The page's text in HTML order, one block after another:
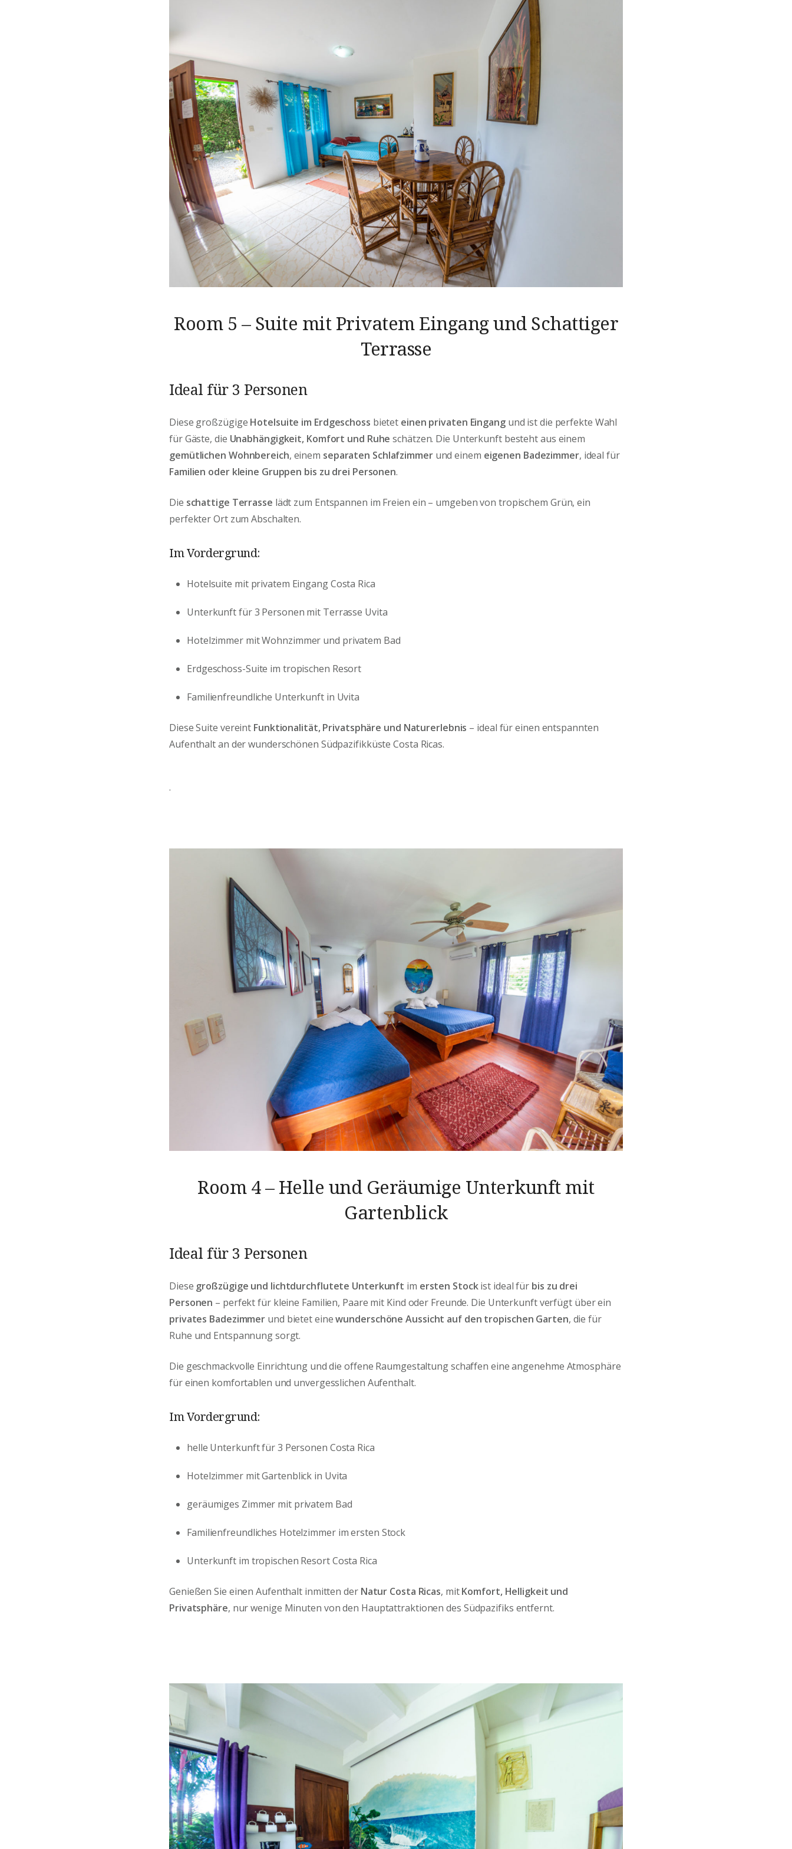
Room 5 – Suite mit Privatem Eingang und Schattiger
Terrasse
Ideal für 3 Personen
Diese großzügige Hotelsuite im Erdgeschoss bietet einen privaten Eingangund ist die perfekte Wahl
für Gäste, die Unabhängigkeit, Komfort und Ruhe schätzen. Die Unterkunft besteht aus einem
gemütlichen Wohnbereich, einem separaten Schlafzimmerund einem eigenen Badezimmer, ideal für
Familien oder kleine Gruppen bis zu drei Personen.
Die schattige Terrasse lädt zum Entspannen im Freien ein – umgeben von tropischem Grün, ein
perfekter Ort zum Abschalten.
Im Vordergrund:
Hotelsuite mit privatem Eingang Costa Rica
Unterkunft für 3 Personen mit Terrasse Uvita
Hotelzimmer mit Wohnzimmer und privatem Bad
Erdgeschoss-Suite im tropischen Resort
Familienfreundliche Unterkunft in Uvita
Diese Suite vereint Funktionalität, Privatsphäre und Naturerlebnis – ideal für einen entspannten
Aufenthalt an der wunderschönen Südpazifikküste Costa Ricas.
.
Room 4 – Helle und Geräumige Unterkunft mit
Gartenblick
Ideal für 3 Personen
Diese großzügige und lichtdurchflutete Unterkunft im ersten Stockist ideal für bis zu drei
Personen – perfekt für kleine Familien, Paare mit Kind oder Freunde. Die Unterkunft verfügt über ein
privates Badezimmer und bietet einewunderschöne Aussicht auf den tropischen Garten, die für
Ruhe und Entspannung sorgt.
Die geschmackvolle Einrichtung und die offene Raumgestaltung schaffen eine angenehme Atmosphäre
für einen komfortablen und unvergesslichen Aufenthalt.
Im Vordergrund:
helle Unterkunft für 3 Personen Costa Rica
Hotelzimmer mit Gartenblick in Uvita
geräumiges Zimmer mit privatem Bad
Familienfreundliches Hotelzimmer im ersten Stock
Unterkunft im tropischen Resort Costa Rica
Genießen Sie einen Aufenthalt inmitten der Natur Costa Ricas, mitKomfort, Helligkeit und
Privatsphäre, nur wenige Minuten von den Hauptattraktionen des Südpazifiks entfernt.